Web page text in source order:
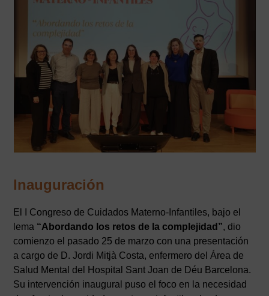
Inauguración
El I Congreso de Cuidados Materno-Infantiles, bajo el
lema “Abordando los retos de la complejidad”, dio
comienzo el pasado 25 de marzo con una presentación
a cargo de D. Jordi Mitjà Costa, enfermero del Área de
Salud Mental del Hospital Sant Joan de Déu Barcelona.
Su intervención inaugural puso el foco en la necesidad